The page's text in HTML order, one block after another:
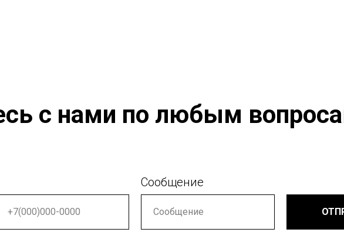
с нами по любым
Сообщение